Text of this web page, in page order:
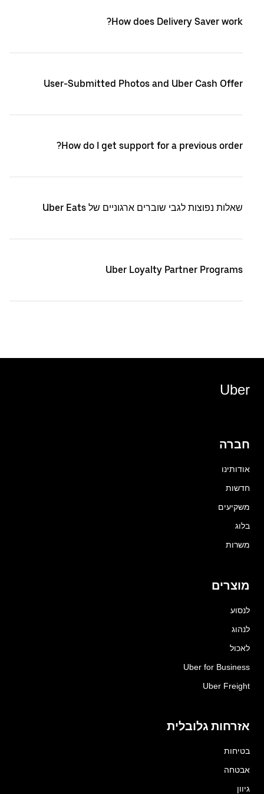
How does Delivery Saver work?
User-Submitted Photos and Uber Cash Offer
How do I get support for a previous order?
שאלות נפוצות לגבי שוברים ארגוניים של Uber Eats
Uber Loyalty Partner Programs
Uber
חברה
אודותינו
חדשות
משקיעים
בלוג
משרות
מוצרים
לנסוע
לנהוג
לאכול
Uber for Business
Uber Freight
אזרחות גלובלית
בטיחות
אבטחה
גיוון